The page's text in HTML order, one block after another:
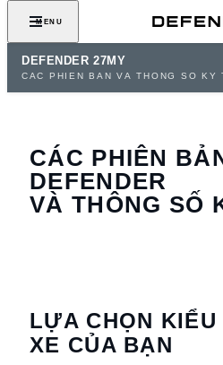
MENU
DEFENDER 27MY
CÁC PHIÊN BẢN VÀ THÔNG SỐ KỸ
CÁC PHIÊN
DEFENDER
VÀ THÔNG SỐ
LỰA CHỌN KIỂU
XE CỦA BẠN